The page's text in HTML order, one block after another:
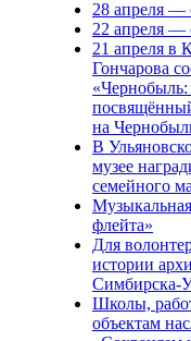
28 апреля —
22 апреля —
21 апреля в
Гончарова
на
В
музее
семейного
флейта»
Для
истории
Симбирска-
Школы,
объектам